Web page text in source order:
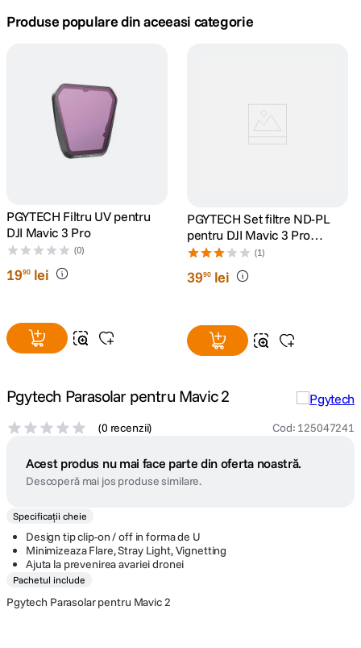
lavaliera
sony fx
card memorie
10. dji osmo
Produse populare din aceeasi categorie
PGYTECH Filtru UV pentru
DJI Mavic 3 Pro
(0)
1990 lei
PGYTECH Set filtre ND-PL
pentru DJI Mavic 3 Pro
(NDPL 8 16 32 64)
(1)
3990 lei
Pgytech Parasolar pentru Mavic 2
(0 recenzii) Cod: 125047241
Acest produs nu mai face parte din oferta noastră.
Descoperă mai jos produse similare.
Specificații cheie
Design tip clip-on / off in forma de U
Minimizeaza Flare, Stray Light, Vignetting
Ajuta la prevenirea avariei dronei
Pachetul include
Pgytech Parasolar pentru Mavic 2